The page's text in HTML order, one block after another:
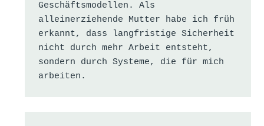
Geschäftsmodellen. Als
alleinerziehende Mutter habe ich früh
erkannt, dass langfristige Sicherheit
nicht durch mehr Arbeit entsteht,
sondern durch Systeme, die für mich
arbeiten.